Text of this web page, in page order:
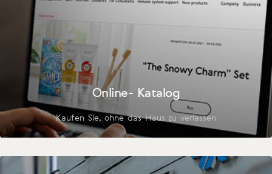
Online- Katalog
Kaufen Sie, ohne das Haus zu verlassen